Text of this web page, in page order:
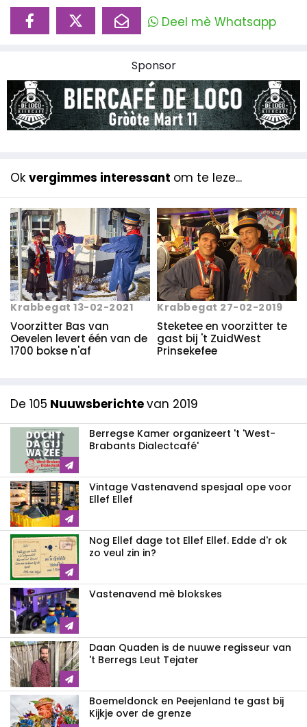
Deel mè Whatsapp
Sponsor
Ok vergimmes interessant om te leze...
Krabbegat 13-02-2021
Voorzitter Bas van
Oevelen levert één van de
1700 bokse n'af
Krabbegat 27-02-2019
Steketee en voorzitter te
gast bij 't ZuidWest
Prinsekefee
De 105 Nuuwsberichtevan 2019
Berregse Kamer organizeert 't 'West-
Brabants Dialectcafé'
Vintage Vastenavend spesjaal ope voor
Ellef Ellef
Nog Ellef dage tot Ellef Ellef. Edde d'r ok
zo veul zin in?
Vastenavend mè blokskes
Daan Quaden is de nuuwe regisseur van
't Berregs Leut Tejater
Boemeldonck en Peejenland te gast bij
Kijkje over de grenze